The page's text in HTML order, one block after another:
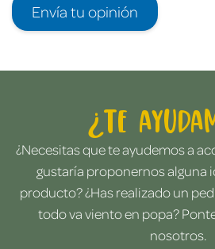
Envía tu opinión
¿Te
¿Necesitas que te ayudemos a
gustaría proponernos alguna
producto? ¿Has realizado un
todo va viento en popa?
nosotros.